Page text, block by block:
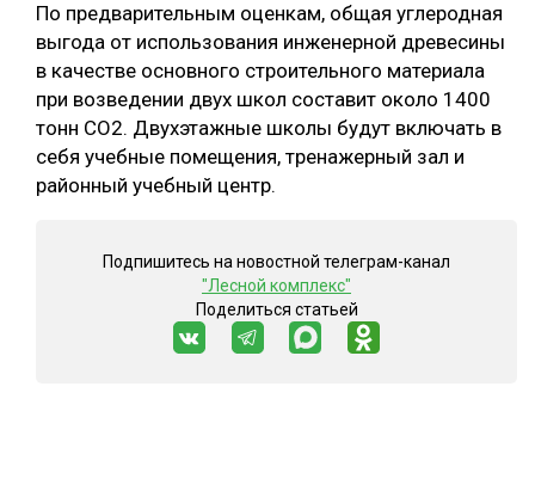
По предварительным оценкам, общая углеродная
выгода от использования инженерной древесины
в качестве основного строительного материала
при возведении двух школ составит около 1400
тонн CO2. Двухэтажные школы будут включать в
себя учебные помещения, тренажерный зал и
районный учебный центр.
Подпишитесь на новостной телеграм-канал
"Лесной комплекс"
Поделиться статьей